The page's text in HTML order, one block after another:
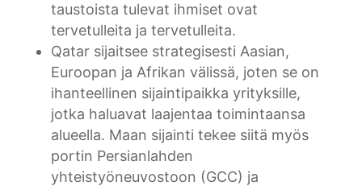
taustoista tulevat ihmiset ovat
tervetulleita ja tervetulleita.
Qatar sijaitsee strategisesti Aasian,
Euroopan ja Afrikan välissä, joten se on
ihanteellinen sijaintipaikka yrityksille,
jotka haluavat laajentaa toimintaansa
alueella. Maan sijainti tekee siitä myös
portin Persianlahden
yhteistyöneuvostoon (GCC) ja